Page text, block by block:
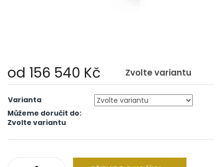
od 156 540 Kč Zvolte variantu
cena:
Varianta
Můžeme doručit do:
Zvolte variantu